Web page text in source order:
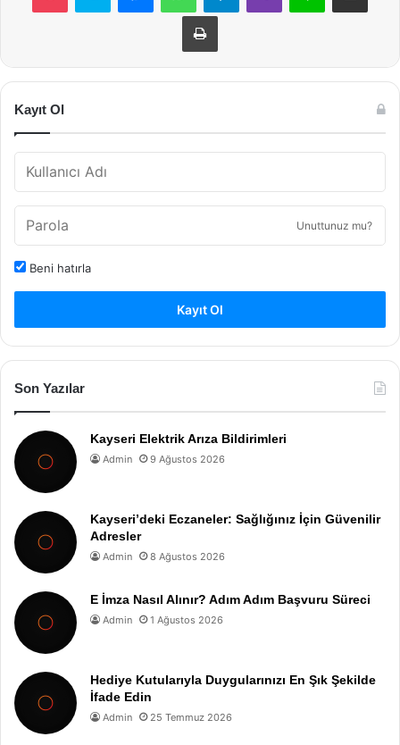
Yazdır
Kayıt Ol
Unuttunuz mu?
Beni hatırla
Kayıt Ol
Son Yazılar
Kayseri Elektrik Arıza Bildirimleri
Admin 9 Ağustos 2026
Kayseri’deki Eczaneler: Sağlığınız İçin Güvenilir
Adresler
Admin 8 Ağustos 2026
E İmza Nasıl Alınır? Adım Adım Başvuru Süreci
Admin 1 Ağustos 2026
Hediye Kutularıyla Duygularınızı En Şık Şekilde
İfade Edin
Admin 25 Temmuz 2026